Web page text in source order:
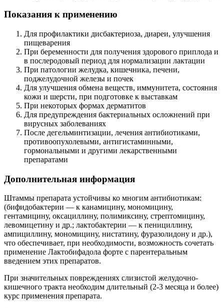
Показания к применению
Для профилактики дисбактериоза, диареи, улучшения
пищеварения
При беременности для получения здорового приплода и
в послеродовый период для нормализации лактации
При патологии желудка, кишечника, печени,
поджелудочной железы и почек
Для улучшения обмена веществ, иммунитета, состояния
кожи и шерсти, при подготовке к выставкам
При некоторых формах дерматитов
Для предупреждения бактериальных осложнений при
вирусных заболеваниях
После дегельминтизации, лечения антибиотиками,
противоопухолевыми, антигистаминными,
гормональными и другими лекарственными
препаратами
Дополнительная информация
Штаммы препарата устойчивы ко многим антибиотикам:
(бифидобактерии ― к канамицину, мономицину,
гентамицину, оксациллину, полимиксину, стрептомицину,
левомицетину и др.; лактобактерии ― к пенициллину,
ампициллину, мономицину, нистатину, фуразолидону и др.),
что обеспечивает, при необходимости, возможность сочетать
применение Лактобифадола форте с парентеральным
введением этих препаратов.
При значительных повреждениях слизистой желудочно-
кишечного тракта необходим длительный (2-3 месяца и более)
курс применения препарата.